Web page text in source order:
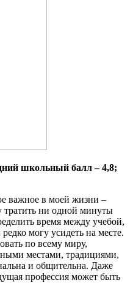
школьный балл – 4,8;
важное в моей жизни –
тратить ни одной минуты
время между учебой,
могу усидеть на месте.
по всему миру,
местами, традициями,
и общительна. Даже
профессия может быть